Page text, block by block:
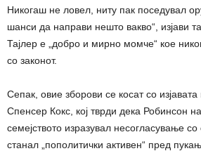
Никогаш не ловел, ниту пак поседувал
шанси да направи нешто вакво“, изјави
Тајлер е „добро и мирно момче“ кое
со законот.
Сепак, овие зборови се косат со изјавата
Спенсер Кокс, кој тврди дека Робинсон
семејството изразувал несогласување
станал „пополитички активен“ пред